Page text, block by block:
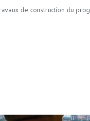
de construction du